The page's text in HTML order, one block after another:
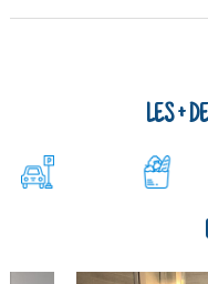
de votre location
LES +